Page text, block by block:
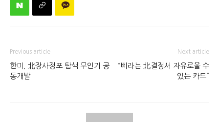
Previous article
한미, 北장사정포 탐색 무인기 공
동개발
Next article
“삐라는 北결정서 자유로울 수
있는 카드”